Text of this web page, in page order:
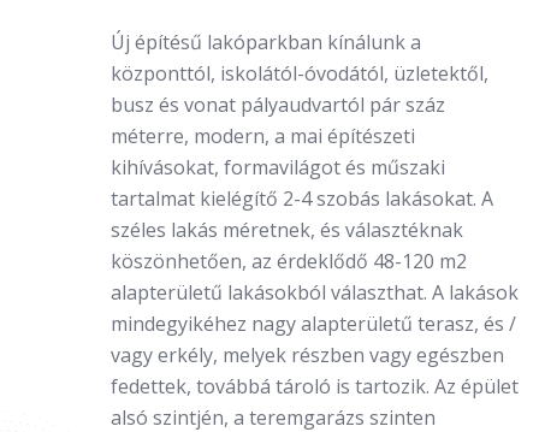
Új építésű lakóparkban kínálunk a
központtól, iskolától-óvodától, üzletektől,
busz és vonat pályaudvartól pár száz
méterre, modern, a mai építészeti
kihívásokat, formavilágot és műszaki
tartalmat kielégítő 2-4 szobás lakásokat. A
széles lakás méretnek, és választéknak
köszönhetően, az érdeklődő 48-120 m2
alapterületű lakásokból választhat. A lakások
mindegyikéhez nagy alapterületű terasz, és /
vagy erkély, melyek részben vagy egészben
fedettek, továbbá tároló is tartozik. Az épület
alsó szintjén, a teremgarázs szinten